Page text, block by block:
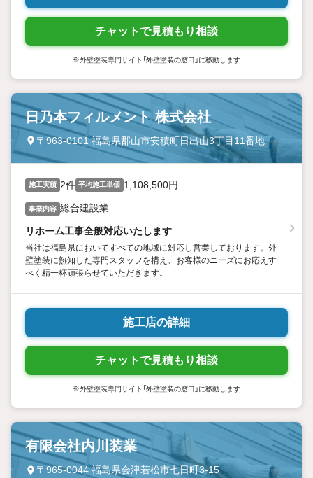
チャットで見積もり相談
※外壁塗装専門サイト「外壁塗装の窓口」に移動します
日乃本フィルメント 株式会社
〒963-0101 福島県郡山市安積町日出山3丁目11番地
施工実績 2件 平均施工単価 1,108,500円
事業内容 総合建設業
リホーム工事全般対応いたします
当社は福島県においてすべての地域に対応し営業しております。外
壁塗装に熟知した専門スタッフを構え、お客様のニーズにお応えす
べく精一杯頑張らせていただきます。
施工店の詳細
チャットで見積もり相談
※外壁塗装専門サイト「外壁塗装の窓口」に移動します
有限会社内川装業
〒965-0044 福島県会津若松市七日町3-15